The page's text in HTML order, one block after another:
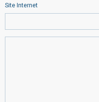
Site Internet